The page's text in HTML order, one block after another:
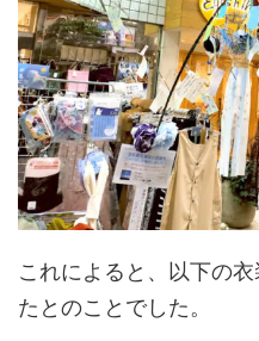
これによると、以下の
たとのことでした。